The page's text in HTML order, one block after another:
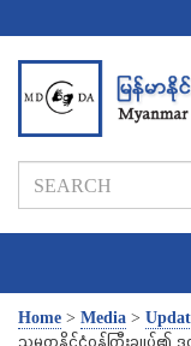
Home > Media >
သမ္မတနိုင်ငံဝန်ကြီးချုပ်၏